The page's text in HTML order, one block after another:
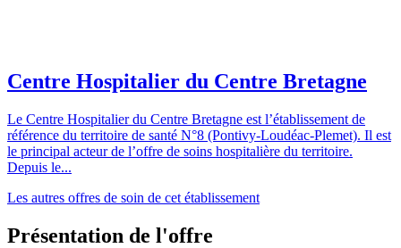
Centre Hospitalier du Centre Bretagne
Le Centre Hospitalier du Centre Bretagne est l’établissement de
référence du territoire de santé N°8 (Pontivy-Loudéac-Plemet). Il est
le principal acteur de l’offre de soins hospitalière du territoire.
Depuis le...
Les autres offres de soin de cet établissement
Présentation de l'offre